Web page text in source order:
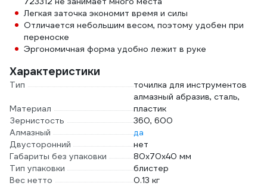
Легкая заточка экономит время и силы
Отличается небольшим весом, поэтому удобен при
переноске
Эргономичная форма удобно лежит в руке
Характеристики
Тип точилка для инструментов
Материал
алмазный абразив, сталь,
пластик
Зернистость
360, 600
Алмазный
да
Двусторонний
нет
Габариты без упаковки
80х70х40 мм
Тип упаковки
блистер
Вес нетто
0.13 кг